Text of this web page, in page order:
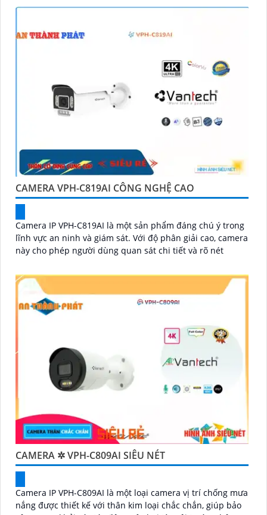
CAMERA VPH-C819AI CÔNG NGHỆ CAO
Camera IP VPH-C819AI là một sản phẩm đáng chú ý trong
lĩnh vực an ninh và giám sát. Với độ phân giải cao, camera
này cho phép người dùng quan sát chi tiết và rõ nét
CAMERA ✲ VPH-C809AI SIÊU NÉT
Camera IP VPH-C809AI là một loại camera vị trí chống mưa
nắng được thiết kế với thân kim loại chắc chắn, giúp bảo